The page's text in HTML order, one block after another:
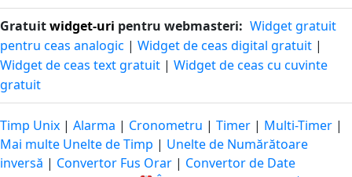
Gratuitwidget-uri pentru webmasteri: Widget gratuit
pentru ceas analogic | Widget de ceas digital gratuit |
Widget de ceas text gratuit | Widget de ceas cu cuvinte
gratuit
Timp Unix | Alarma | Cronometru | Timer | Multi-Timer |
Mai multe Unelte de Timp | Unelte de Numărătoare
inversă | Convertor Fus Orar | Convertor de Date